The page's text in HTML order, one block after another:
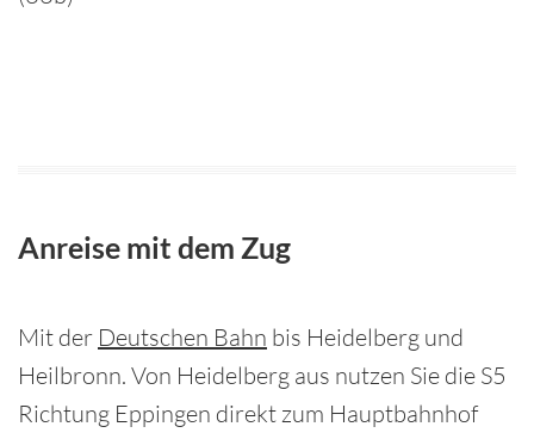
Anreise mit dem Zug
Mit der Deutschen Bahn bis Heidelberg und
Heilbronn. Von Heidelberg aus nutzen Sie die S5
Richtung Eppingen direkt zum Hauptbahnhof